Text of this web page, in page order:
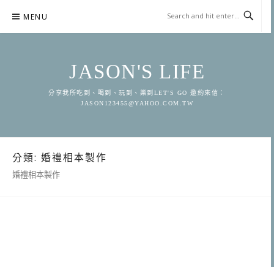
content
MENU
JASON'S LIFE
分享我所吃到、喝到、玩到、樂到LET'S GO 邀約來信：
JASON123455@YAHOO.COM.TW
分類: 婚禮相本製作
婚禮相本製作